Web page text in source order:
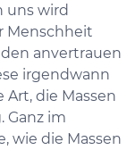
uns wird
Menschheit
anvertrauen
irgendwann
die Massen
Ganz im
wie die Massen